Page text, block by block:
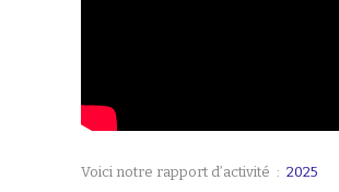
Voici notre rapport d’activité : 2025